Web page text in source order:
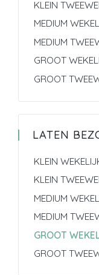
KLEIN
MEDIUM
MEDIUM
GROOT
GROOT
LATEN
KLEIN
KLEIN
MEDIUM
MEDIUM
GROOT
GROOT